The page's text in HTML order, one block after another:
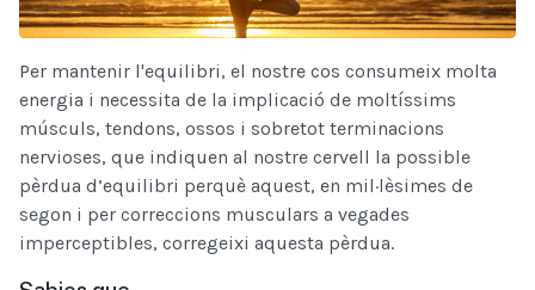
Per mantenir l'equilibri, el nostre cos consumeix molta
energia i necessita de la implicació de moltíssims
músculs, tendons, ossos i sobretot terminacions
nervioses, que indiquen al nostre cervell la possible
pèrdua d’equilibri perquè aquest, en mil·lèsimes de
segon i per correccions musculars a vegades
imperceptibles, corregeixi aquesta pèrdua.